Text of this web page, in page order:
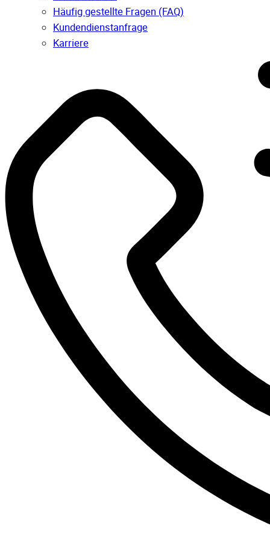
Häufig gestellte Fragen (FAQ)
Kunden­dienst­anfrage
Karriere